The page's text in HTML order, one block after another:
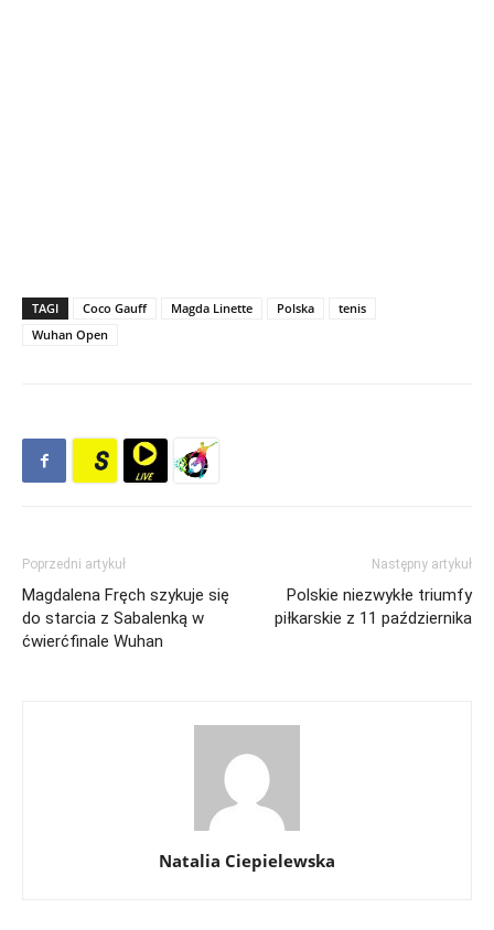
TAGI Coco Gauff Magda Linette Polska
tenis
Wuhan Open
Poprzedni artykuł
Magdalena Fręch szykuje się
do starcia z Sabalenką w
ćwierćfinale Wuhan
Następny artykuł
Polskie niezwykłe triumfy
piłkarskie z 11 października
Natalia Ciepielewska